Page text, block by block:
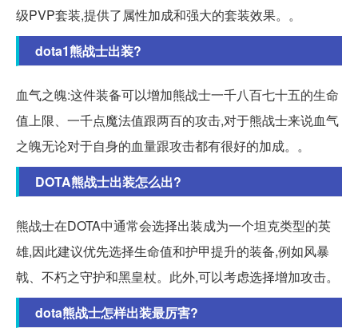
级PVP套装,提供了属性加成和强大的套装效果。。
dota1熊战士出装?
血气之魄:这件装备可以增加熊战士一千八百七十五的生命
值上限、一千点魔法值跟两百的攻击,对于熊战士来说血气
之魄无论对于自身的血量跟攻击都有很好的加成。。
DOTA熊战士出装怎么出?
熊战士在DOTA中通常会选择出装成为一个坦克类型的英
雄,因此建议优先选择生命值和护甲提升的装备,例如风暴
戟、不朽之守护和黑皇杖。此外,可以考虑选择增加攻击。
dota熊战士怎样出装最厉害?